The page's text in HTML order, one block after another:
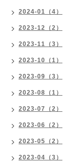
2024-01（4）
2023-12（2）
2023-11（3）
2023-10（1）
2023-09（3）
2023-08（1）
2023-07（2）
2023-06（2）
2023-05（2）
2023-04（3）